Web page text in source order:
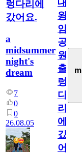
렁다리에
갔어요.
a
midsummer
night's
dream
7
0
0
26.08.05
대
왕
암
공
원
출
렁
다
리
에
갔
어